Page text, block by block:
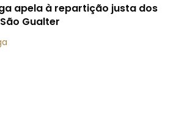
apela à repartição justa dos
Gualter